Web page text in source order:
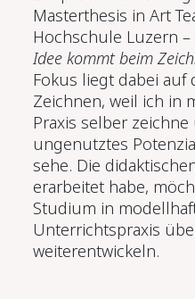
Masterthesis in Art
Hochschule Luzern
Idee kommt beim
Fokus liegt dabei auf
Zeichnen, weil ich in
Praxis selber
ungenutztes
sehe. Die
erarbeitet habe,
Studium in
Unterrichtspraxis
weiterentwickeln.